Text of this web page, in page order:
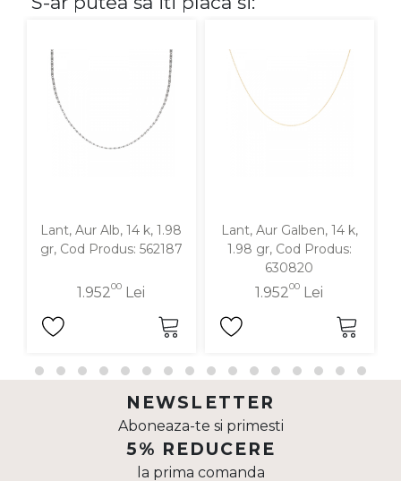
Cu pietre
Diamante
Lant, Aur Alb, 14 k, 1.98
gr, Cod Produs: 562187
1.95200 Lei
Lant, Aur Galben, 14 k,
1.98 gr, Cod Produs:
630820
1.95200 Lei
NEWSLETTER
Aboneaza-te si primesti
5% REDUCERE
la prima comanda